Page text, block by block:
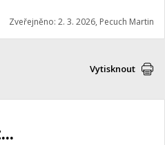
Zveřejněno: 2. 3. 2026, Pecuch Martin
Vytisknout